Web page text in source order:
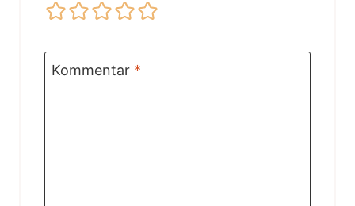
Kommentar *